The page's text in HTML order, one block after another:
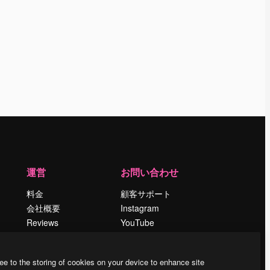
運営
料金
会社概要
Reviews
ブログ
お問い合わせ
顧客サポート
Instagram
YouTube
Discord
to the storing of cookies on your device to enhance site